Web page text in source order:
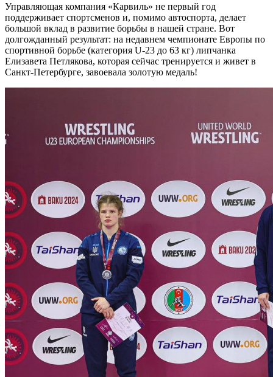
Управляющая компания «Карвиль» не первый год
поддерживает спортсменов и, помимо автоспорта, делает
большой вклад в развитие борьбы в нашей стране. Вот
долгожданный результат: на недавнем чемпионате Европы по
спортивной борьбе (категория U-23 до 63 кг) липчанка
Елизавета Петлякова, которая сейчас тренируется и живет в
Санкт-Петербурге, завоевала золотую медаль!